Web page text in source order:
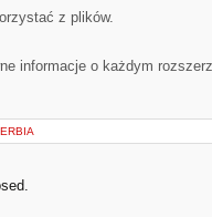
z plików.
informacje o każdym